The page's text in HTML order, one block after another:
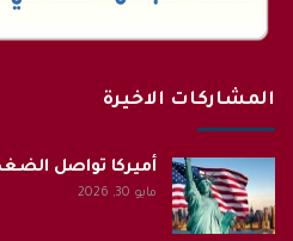
المشاركات الاخيرة
أميركا تواصل
مايو 30, 2026